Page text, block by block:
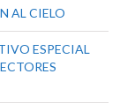
AL CIELO
ESPECIAL